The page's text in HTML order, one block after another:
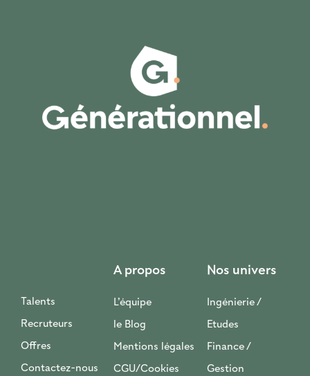
Talents
Recruteurs
Offres
Contactez-nous
A propos
L’équipe
le Blog
Mentions légales
CGU/Cookies
Nos univers
Ingénierie /
Etudes
Finance /
Gestion